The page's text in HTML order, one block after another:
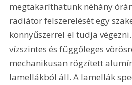
megtakaríthatunk néhány
radiátor felszerelését egy
könnyűszerrel el tudja
vízszintes és függőleges
mechanikusan rögzített
lamellákból áll. A lamellák